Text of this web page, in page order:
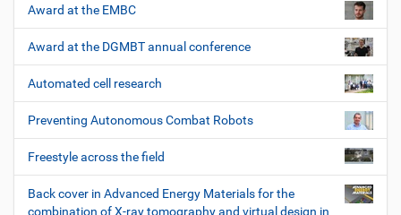
Award at the EMBC
Award at the DGMBT annual conference
Automated cell research
Preventing Autonomous Combat Robots
Freestyle across the field
Back cover in Advanced Energy Materials for the
combination of X-ray tomography and virtual design in